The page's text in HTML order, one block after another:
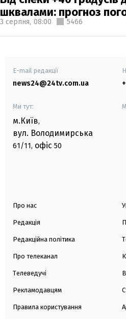
шквалами: прогноз
3 серпня, 08:00 5466
E-mail редакції
news24@24tv.com.ua
Ми тут:
м.Київ,
вул. Володимирська
61/11, офіс 50
Про нас
Редакція
Редакційна політика
Про телеканал
Телеведучі
Рекламодавцям
Правила користування